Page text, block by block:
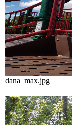
dana_max.jpg